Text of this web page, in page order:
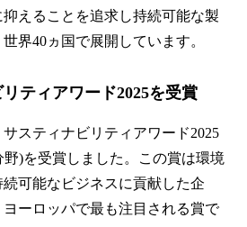
えることを追求し持続可能な製
界40ヵ国で展開しています。
ティアワード2025を受賞
スティナビリティアワード2025
)を受賞しました。この賞は環境
可能なビジネスに貢献した企
ーロッパで最も注目される賞で